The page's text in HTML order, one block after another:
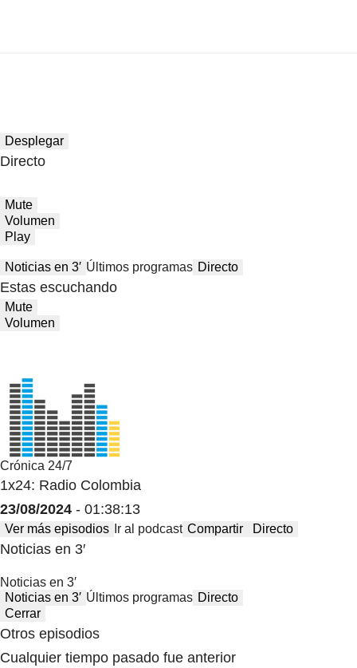
Desplegar
Directo
Mute
Volumen
Play
Noticias en 3′ Últimos programas Directo
Estas escuchando
Mute
Volumen
Crónica 24/7
1x24: Radio Colombia
23/08/2024 - 01:38:13
Ver más episodios Ir al podcast Compartir Directo
Noticias en 3′
Noticias en 3′
Noticias en 3′ Últimos programas Directo
Cerrar
Otros episodios
Cualquier tiempo pasado fue anterior